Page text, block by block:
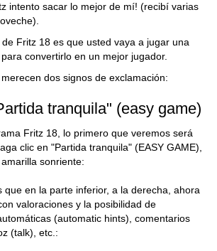
intento sacar lo mejor de mí! (recibí varias
Fritz 18 es que usted vaya a jugar una
convertirlo en un mejor jugador.
dos signos de exclamación:
tranquila" (easy game)
Fritz 18, lo primero que veremos será
clic en "Partida tranquila" (EASY GAME),
sonriente:
que en la parte inferior, a la derecha, ahora
valoraciones y la posibilidad de
(automatic hints), comentarios
(talk), etc.: